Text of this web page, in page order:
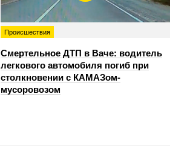
Происшествия
Смертельное ДТП в Ваче: водитель
легкового автомобиля погиб при
столкновении с КАМАЗом-
мусоровозом